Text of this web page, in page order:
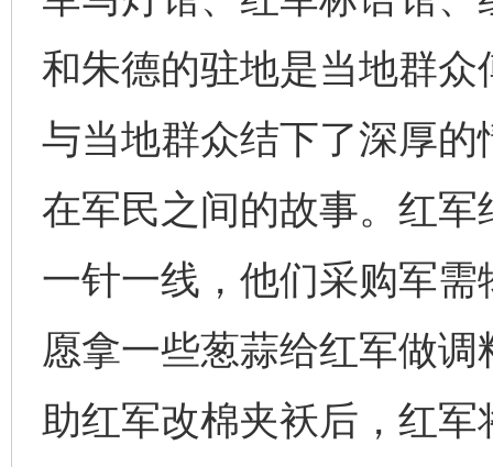
和朱德的驻地是当地群
与当地群众结下了深厚
在军民之间的故事。红
一针一线，他们采购军
愿拿一些葱蒜给红军做
助红军改棉夹袄后，红